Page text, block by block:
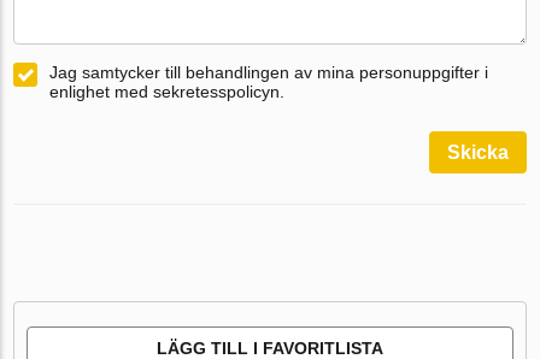
Jag samtycker till behandlingen av mina personuppgifter i
enlighet med sekretesspolicyn.
Skicka
LÄGG TILL I FAVORITLISTA